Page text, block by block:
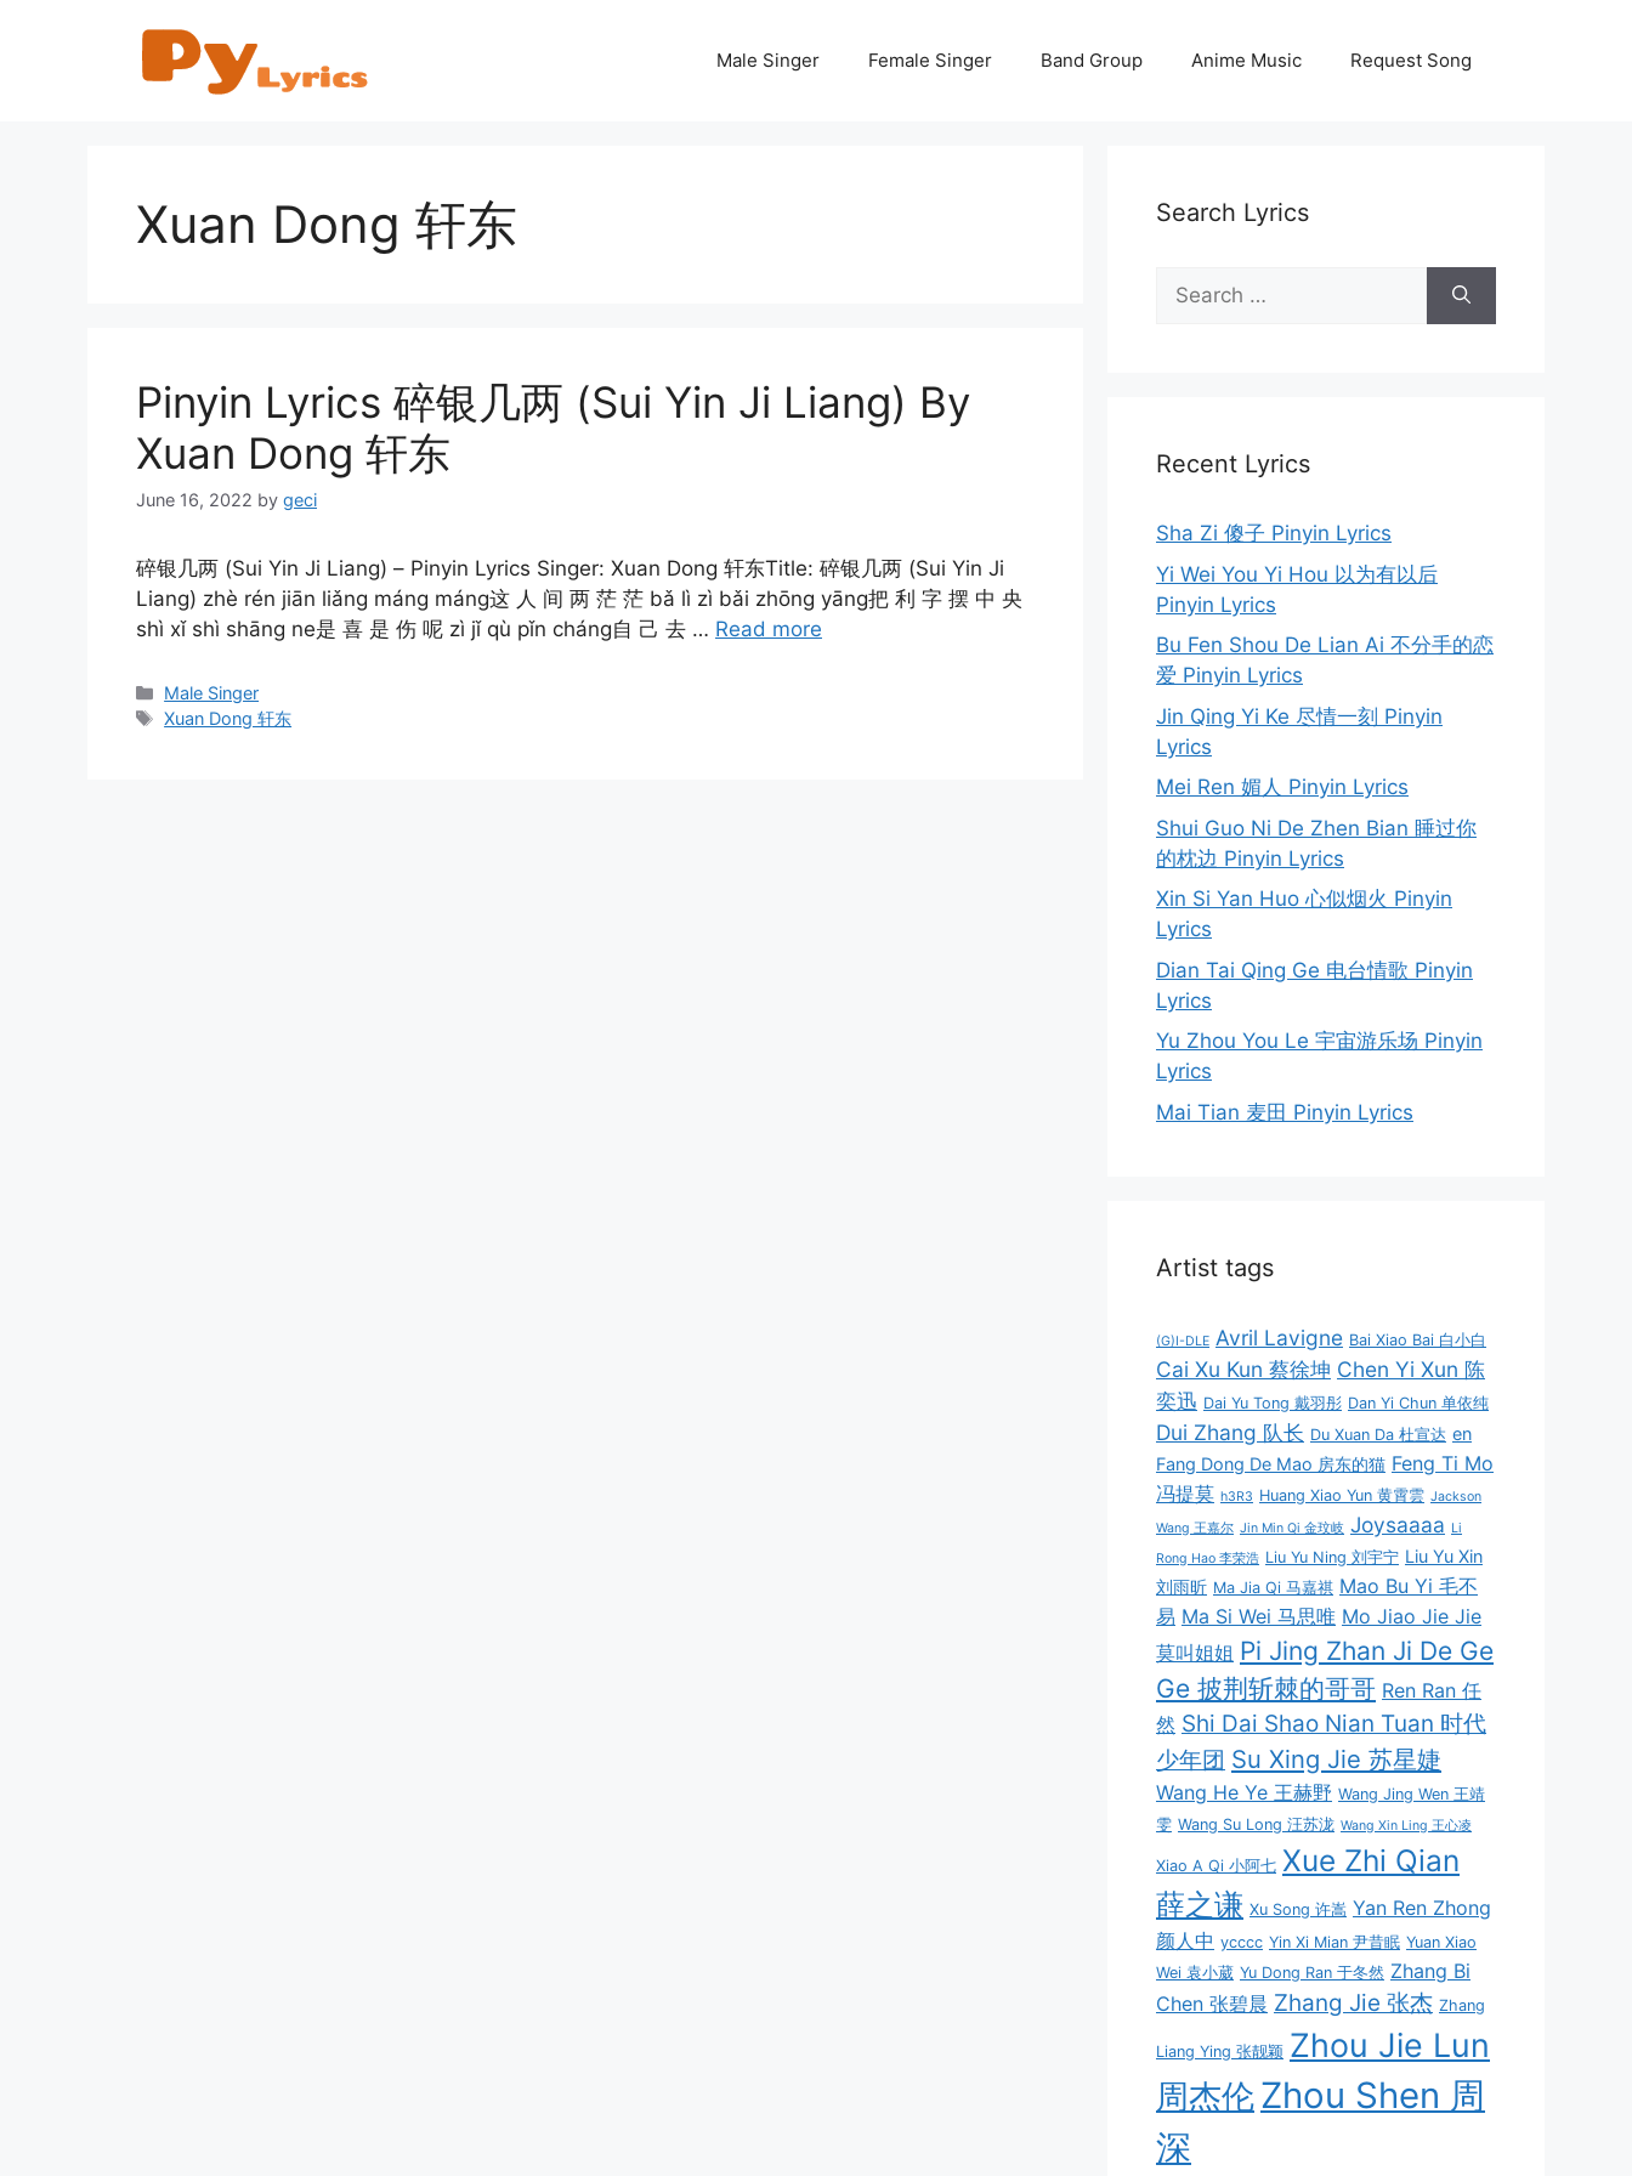
Male Singer Female Singer Band Group Anime Music Request Song
Xuan Dong 轩东
Pinyin Lyrics 碎银几两 (Sui Yin Ji Liang) By
Xuan Dong 轩东
June 16, 2022 by geci
碎银几两 (Sui Yin Ji Liang) – Pinyin Lyrics Singer: Xuan Dong 轩东Title: 碎银几两 (Sui Yin Ji
Liang) zhè rén jiān liǎng máng máng这 人 间 两 茫 茫 bǎ lì zì bǎi zhōng yāng把 利 字 摆 中 央
shì xǐ shì shāng ne是 喜 是 伤 呢 zì jǐ qù pǐn cháng自 己 去 … Read more
Categories
Male Singer
Tags
Xuan Dong 轩东
Search Lyrics
Search
for:
Recent Lyrics
Sha Zi 傻子 Pinyin Lyrics
Yi Wei You Yi Hou 以为有以后
Pinyin Lyrics
Bu Fen Shou De Lian Ai 不分手的恋
爱 Pinyin Lyrics
Jin Qing Yi Ke 尽情一刻 Pinyin
Lyrics
Mei Ren 媚人 Pinyin Lyrics
Shui Guo Ni De Zhen Bian 睡过你
的枕边 Pinyin Lyrics
Xin Si Yan Huo 心似烟火 Pinyin
Lyrics
Dian Tai Qing Ge 电台情歌 Pinyin
Lyrics
Yu Zhou You Le 宇宙游乐场 Pinyin
Lyrics
Mai Tian 麦田 Pinyin Lyrics
Artist tags
(G)I-DLE Avril Lavigne Bai Xiao Bai 白小白
Cai Xu Kun 蔡徐坤 Chen Yi Xun 陈
奕迅 Dai Yu Tong 戴羽彤 Dan Yi Chun 单依纯
Dui Zhang 队长 Du Xuan Da 杜宣达 en
Fang Dong De Mao 房东的猫 Feng Ti Mo
冯提莫 h3R3 Huang Xiao Yun 黄霄雲 Jackson
Wang 王嘉尔 Jin Min Qi 金玟岐 Joysaaaa Li
Rong Hao 李荣浩 Liu Yu Ning 刘宇宁 Liu Yu Xin
刘雨昕 Ma Jia Qi 马嘉祺 Mao Bu Yi 毛不
易 Ma Si Wei 马思唯 Mo Jiao Jie Jie
莫叫姐姐 Pi Jing Zhan Ji De Ge
Ge 披荆斩棘的哥哥 Ren Ran 任
然 Shi Dai Shao Nian Tuan 时代
少年团 Su Xing Jie 苏星婕
Wang He Ye 王赫野 Wang Jing Wen 王靖
雯 Wang Su Long 汪苏泷 Wang Xin Ling 王心凌
Xiao A Qi 小阿七 Xue Zhi Qian
薛之谦 Xu Song 许嵩 Yan Ren Zhong
颜人中 ycccc Yin Xi Mian 尹昔眠 Yuan Xiao
Wei 袁小葳 Yu Dong Ran 于冬然 Zhang Bi
Chen 张碧晨 Zhang Jie 张杰 Zhang
Liang Ying 张靓颖 Zhou Jie Lun
周杰伦Zhou Shen 周
深